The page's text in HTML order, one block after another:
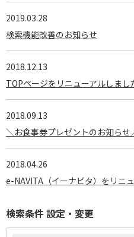
2019.03.28
検索機能改善のお知らせ
2018.12.13
TOPページをリニューアルしまし
2018.09.13
＼お食事券プレゼントのお知らせ
2018.04.26
e-NAVITA（イーナビタ）をリニ
検索条件 設定・変更